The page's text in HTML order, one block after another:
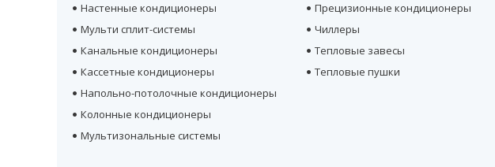
Настенные кондиционеры
Мульти сплит-системы
Канальные кондиционеры
Кассетные кондиционеры
Напольно-потолочные кондиционеры
Колонные кондиционеры
Мультизональные системы
Прецизионные кондиционеры
Чиллеры
Тепловые завесы
Тепловые пушки